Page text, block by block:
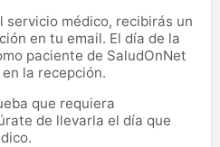
servicio médico, recibirás un
en tu email. El día de la
paciente de SaludOnNet
la recepción.
que requiera
de llevarla el día que